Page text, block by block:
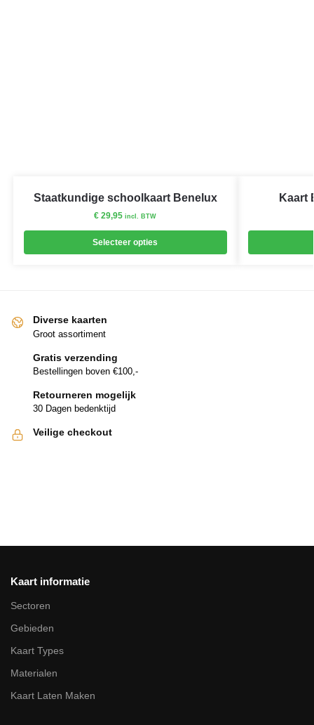
Staatkundige schoolkaart Benelux
€ 29,95 incl. BTW
Selecteer opties
Kaart
Diverse kaarten
Groot assortiment
Gratis verzending
Bestellingen boven €100,-
Retourneren mogelijk
30 Dagen bedenktijd
Veilige checkout
Kaart informatie
Sectoren
Gebieden
Kaart Types
Materialen
Kaart Laten Maken